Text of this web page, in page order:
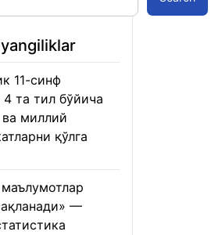
yangiliklar
11-синф
4 та тил бўйича
миллий
қўлга
—